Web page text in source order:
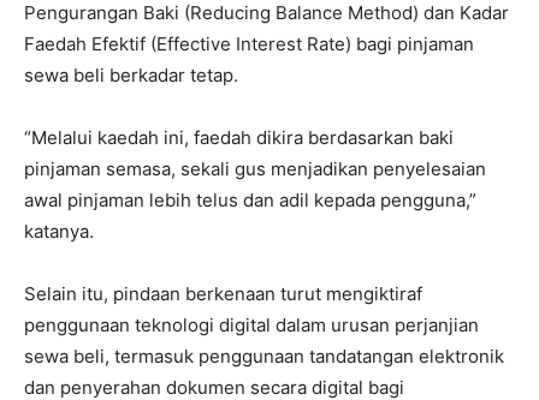
Pengurangan Baki (Reducing Balance Method) dan Kadar
Faedah Efektif (Effective Interest Rate) bagi pinjaman
sewa beli berkadar tetap.
“Melalui kaedah ini, faedah dikira berdasarkan baki
pinjaman semasa, sekali gus menjadikan penyelesaian
awal pinjaman lebih telus dan adil kepada pengguna,”
katanya.
Selain itu, pindaan berkenaan turut mengiktiraf
penggunaan teknologi digital dalam urusan perjanjian
sewa beli, termasuk penggunaan tandatangan elektronik
dan penyerahan dokumen secara digital bagi